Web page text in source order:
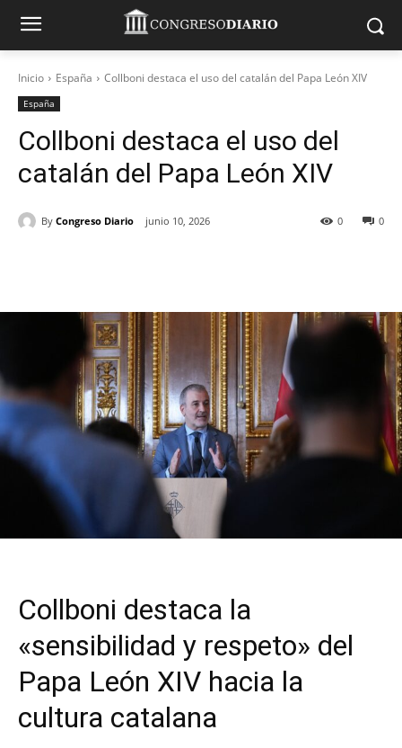
Inicio España Collboni destaca el uso del catalán del Papa León XIV
España
Collboni destaca el uso del
catalán del Papa León XIV
By Congreso Diario junio 10, 2026 0
0
Collboni destaca la
«sensibilidad y respeto» del
Papa León XIV hacia la
cultura catalana